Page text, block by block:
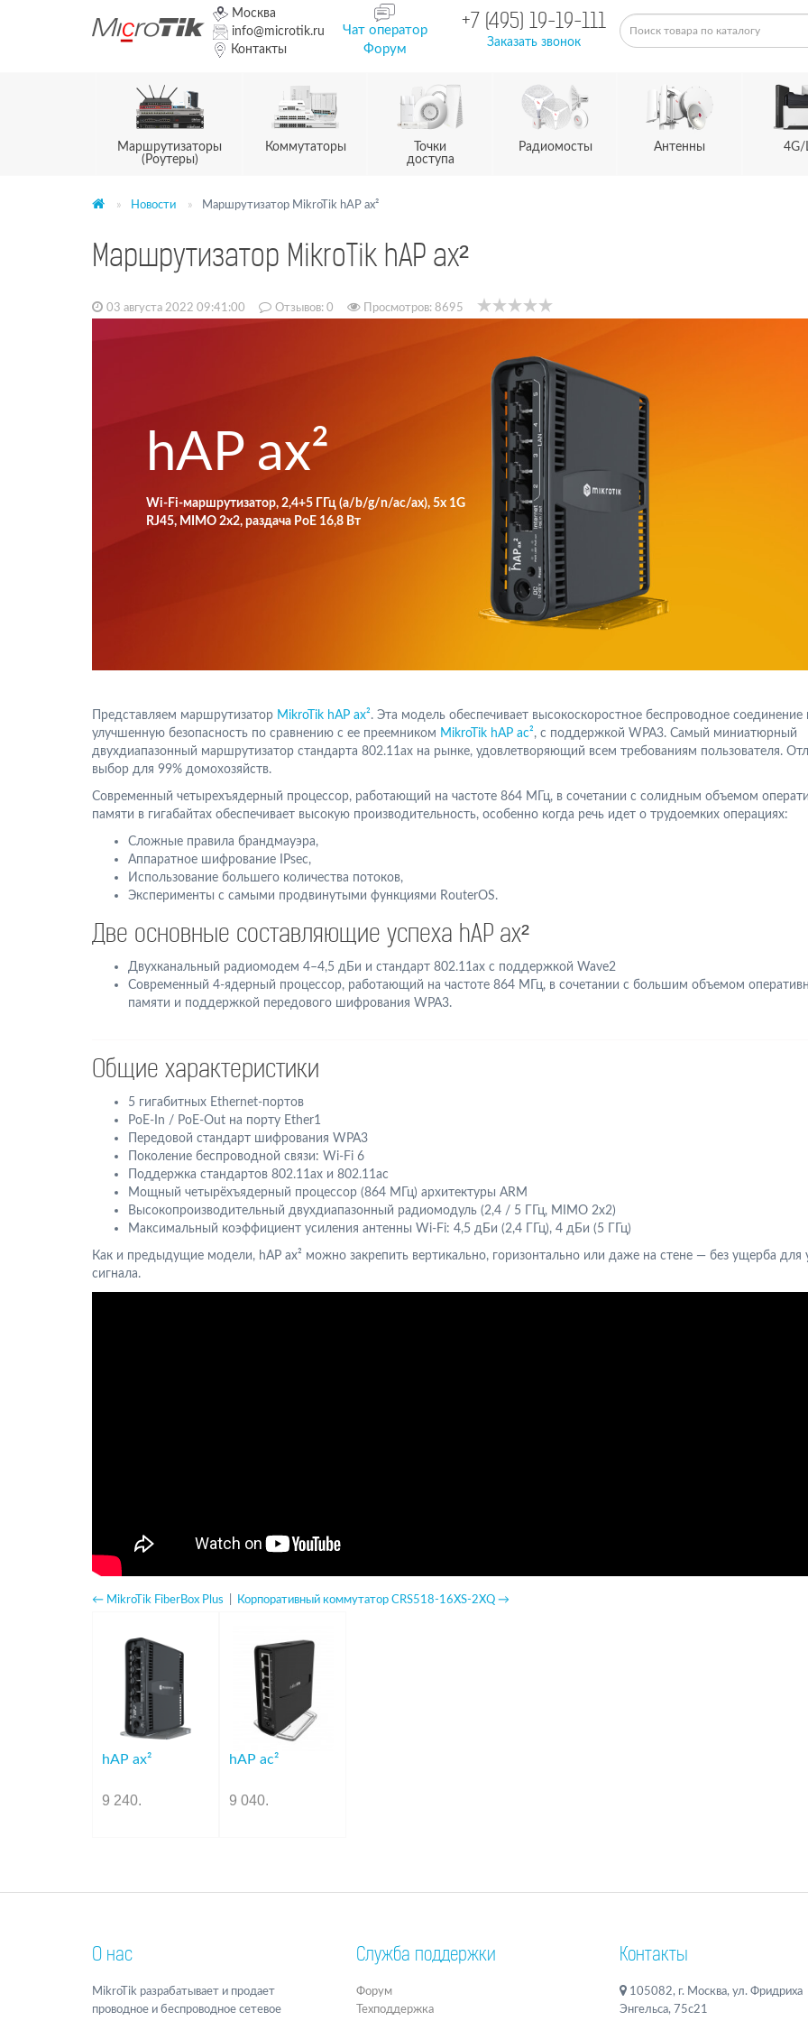
Москва
info@microtik.ru
Контакты
Чат оператор
Форум
+7 (495) 19-19-111
Заказать звонок
Маршрутизаторы
(Роутеры)
Коммутаторы
Точки
доступа
Радиомосты Антенны 4G/
Новости Маршрутизатор MikroTik hAP ax²
Маршрутизатор MikroTik hAP ax²
03 августа 2022 09:41:00 Отзывов: 0 Просмотров: 8695
hAP ax²
Wi-Fi-маршрутизатор, 2,4+5 ГГц (a/b/g/n/ac/ax), 5x 1G
RJ45, MIMO 2x2, раздача PoE 16,8 Вт
Представляем маршрутизатор MikroTik hAP ax². Эта модель обеспечивает высокоскоростное беспроводное соединение
улучшенную безопасность по сравнению с ее преемником MikroTik hAP ac², с поддержкой WPA3. Самый миниатюрный
двухдиапазонный маршрутизатор стандарта 802.11ax на рынке, удовлетворяющий всем требованиям пользователя.
выбор для 99% домохозяйств.
Современный четырехъядерный процессор, работающий на частоте 864 МГц, в сочетании с солидным объемом
памяти в гигабайтах обеспечивает высокую производительность, особенно когда речь идет о трудоемких операциях:
Cложные правила брандмауэра,
Аппаратное шифрование IPsec,
Использование большего количества потоков,
Эксперименты с самыми продвинутыми функциями RouterOS.
Две основные составляющие успеха hAP ax²
Двухканальный радиомодем 4–4,5 дБи и стандарт 802.11ax с поддержкой Wave2
Современный 4-ядерный процессор, работающий на частоте 864 МГц, в сочетании с большим объемом
памяти и поддержкой передового шифрования WPA3.
Общие характеристики
5 гигабитных Ethernet-портов
PoE-In / PoE-Out на порту Ether1
Передовой стандарт шифрования WPA3
Поколение беспроводной связи: Wi-Fi 6
Поддержка стандартов 802.11ax и 802.11ac
Мощный четырёхъядерный процессор (864 МГц) архитектуры ARM
Высокопроизводительный двухдиапазонный радиомодуль (2,4 / 5 ГГц, MIMO 2x2)
Максимальный коэффициент усиления антенны Wi-Fi: 4,5 дБи (2,4 ГГц), 4 дБи (5 ГГц)
Как и предыдущие модели, hAP ax² можно закрепить вертикально, горизонтально или даже на стене — без ущерба для
сигнала.
← MikroTik FiberBox Plus Корпоративный коммутатор CRS518-16XS-2XQ →
hAP ax²
9 240.
hAP ac²
9 040.
О нас
MikroTik разрабатывает и продает
проводное и беспроводное сетевое
Служба поддержки
Форум
Техподдержка
Контакты
105082, г. Москва, ул. Фридриха
Энгельса, 75с21